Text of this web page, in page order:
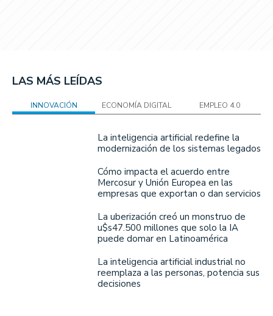
LAS MÁS LEÍDAS
INNOVACIÓN ECONOMÍA DIGITAL EMPLEO 4.0
La inteligencia artificial redefine la
modernización de los sistemas legados
Cómo impacta el acuerdo entre
Mercosur y Unión Europea en las
empresas que exportan o dan servicios
La uberización creó un monstruo de
u$s47.500 millones que solo la IA
puede domar en Latinoamérica
La inteligencia artificial industrial no
reemplaza a las personas, potencia sus
decisiones